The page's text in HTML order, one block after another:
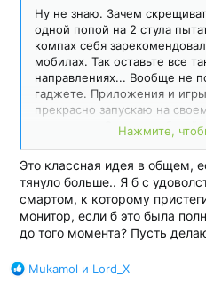
Ну не знаю. Зачем
одной попой на 2 стула
компах себя
мобилах. Так оставьте все
направлениях... Вообще не
гаджете. Приложения и
прекрасно запускаю на
- на компе. Садись, работай
Нажмите,
Это классная идея в общем,
тянуло больше.. Я б с
смартом, к которому
монитор, если б это была
до того момента? Пусть
Б
Mukamol и Lord_X